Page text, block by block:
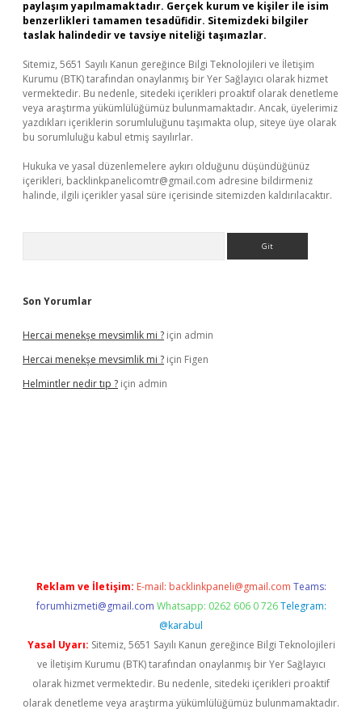
paylaşım yapılmamaktadır. Gerçek kurum ve kişiler ile isim
benzerlikleri tamamen tesadüfidir. Sitemizdeki bilgiler
taslak halindedir ve tavsiye niteliği taşımazlar.
Sitemiz, 5651 Sayılı Kanun gereğince Bilgi Teknolojileri ve İletişim
Kurumu (BTK) tarafından onaylanmış bir Yer Sağlayıcı olarak hizmet
vermektedir. Bu nedenle, sitedeki içerikleri proaktif olarak denetleme
veya araştırma yükümlülüğümüz bulunmamaktadır. Ancak, üyelerimiz
yazdıkları içeriklerin sorumluluğunu taşımakta olup, siteye üye olarak
bu sorumluluğu kabul etmiş sayılırlar.
Hukuka ve yasal düzenlemelere aykırı olduğunu düşündüğünüz
içerikleri, backlinkpanelicomtr@gmail.com adresine bildirmeniz
halinde, ilgili içerikler yasal süre içerisinde sitemizden kaldırılacaktır.
Son Yorumlar
Hercai menekşe mevsimlik mi ? için admin
Hercai menekşe mevsimlik mi ? için Figen
Helmintler nedir tıp ? için admin
Reklam ve İletişim: E-mail: backlinkpaneli@gmail.com Teams:
forumhizmeti@gmail.com Whatsapp: 0262 606 0 726 Telegram:
@karabul
Yasal Uyarı: Sitemiz, 5651 Sayılı Kanun gereğince Bilgi Teknolojileri
ve İletişim Kurumu (BTK) tarafından onaylanmış bir Yer Sağlayıcı
olarak hizmet vermektedir. Bu nedenle, sitedeki içerikleri proaktif
olarak denetleme veya araştırma yükümlülüğümüz bulunmamaktadır.